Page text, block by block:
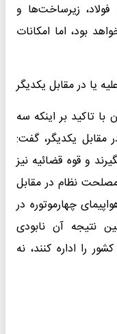
زیرساخت‌ها و
بود، اما امکانات
یا در مقابل یکدیگر
با تاکید بر اینکه سه
مقابل یکدیگر، گفت:
و قوه قضائیه نیز
نظام در مقابل
چهارموتوره در
نتیجه آن نابودی
را اداره کنند، نه